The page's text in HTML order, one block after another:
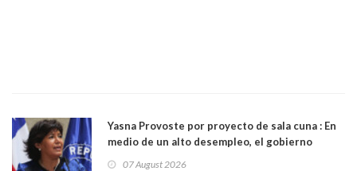
Yasna Provoste por proyecto de sala cuna : En
medio de un alto desempleo, el gobierno
07 August 2026